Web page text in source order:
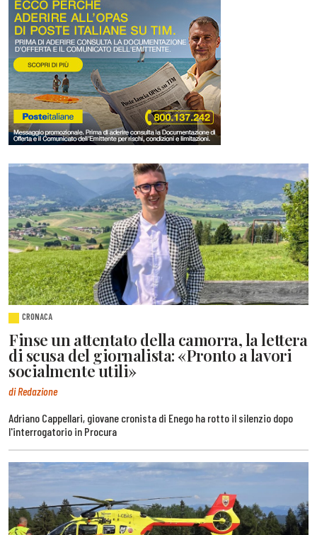
CRONACA
Finse un attentato della camorra, la lettera
di scusa del giornalista: «Pronto a lavori
socialmente utili»
di Redazione
Adriano Cappellari, giovane cronista di Enego ha rotto il silenzio dopo
l'interrogatorio in Procura